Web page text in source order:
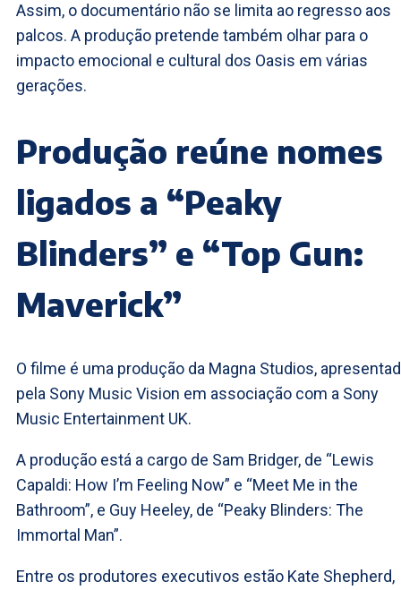
Assim, o documentário não se limita ao regresso aos
palcos. A produção pretende também olhar para o
impacto emocional e cultural dos Oasis em várias
gerações.
Produção reúne nomes
ligados a “Peaky
Blinders” e “Top Gun:
Maverick”
O filme é uma produção da Magna Studios,
pela Sony Music Vision em associação com a Sony
Music Entertainment UK.
A produção está a cargo de Sam Bridger, de “Lewis
Capaldi: How I’m Feeling Now” e “Meet Me in the
Bathroom”, e Guy Heeley, de “Peaky Blinders: The
Immortal Man”.
Entre os produtores executivos estão Kate Shepherd,